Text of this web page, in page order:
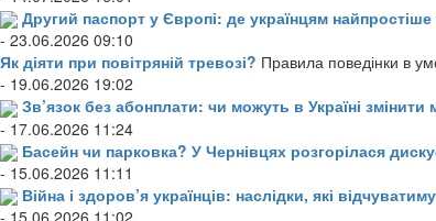
Другий паспорт у Європі: де українцям
- 23.06.2026 09:10
Як діяти при повітряній тревозі? Правила поведінки в
- 19.06.2026 19:02
Зв’язок без абонплати: чи можуть в Україні
- 17.06.2026 11:24
Басейн чи парковка? У Чернівцях розгорілася
- 15.06.2026 11:11
Війна і здоров’я українців: наслідки, які